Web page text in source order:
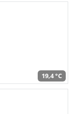
19,4 °C